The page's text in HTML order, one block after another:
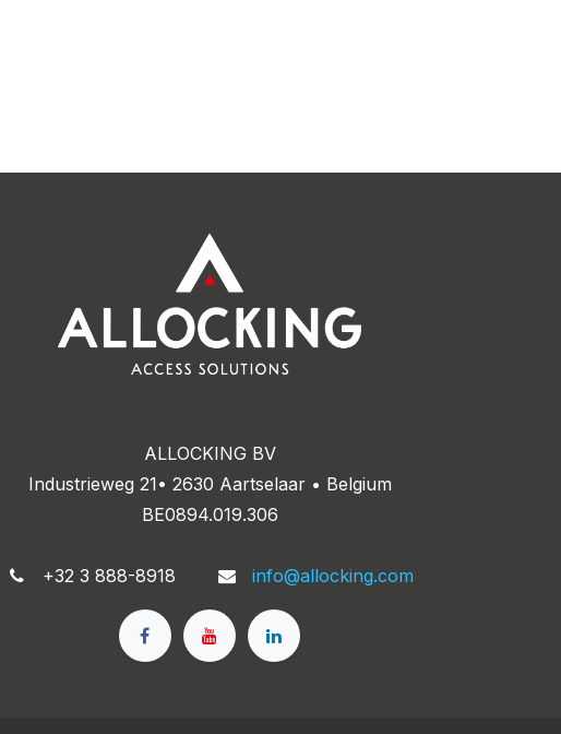
ALLOCKING BV
Industrieweg 21• 2630 Aartselaar • Belgium
BE0894.019.306
+32 3 888-8918 info@allocking.com